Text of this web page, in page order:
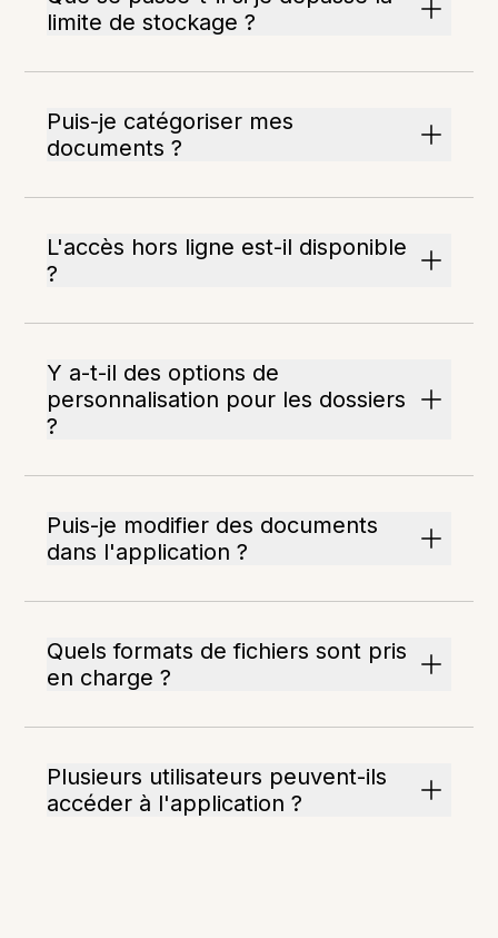
limite de stockage ?
Puis-je catégoriser mes
documents ?
L'accès hors ligne est-il disponible
?
Y a-t-il des options de
personnalisation pour les dossiers
?
Puis-je modifier des documents
dans l'application ?
Quels formats de fichiers sont pris
en charge ?
Plusieurs utilisateurs peuvent-ils
accéder à l'application ?